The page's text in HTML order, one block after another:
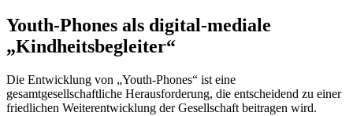
Youth-Phones als digital-mediale
„Kindheitsbegleiter“
Die Entwicklung von „Youth-Phones“ ist eine
gesamtgesellschaftliche Herausforderung, die entscheidend zu einer
friedlichen Weiterentwicklung der Gesellschaft beitragen wird.